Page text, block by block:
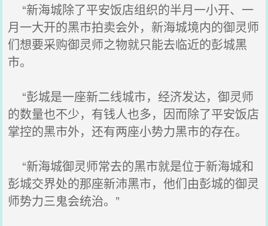
“新海城除了平安饭店组织的半月一小开、一
月一大开的黑市拍卖会外，新海城境内的御灵师
们想要采购御灵师之物就只能去临近的彭城黑
市。
“彭城是一座新二线城市，经济发达，御灵师
的数量也不少，有钱人也多，因而除了平安饭店
掌控的黑市外，还有两座小势力黑市的存在。
“新海城御灵师常去的黑市就是位于新海城和
彭城交界处的那座新沛黑市，他们由彭城的御灵
师势力三鬼会统治。”